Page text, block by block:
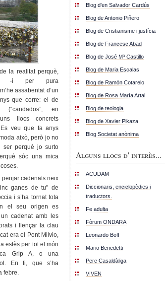
la realitat perquè,
-i per pura
assabentat d’un
que corre: el de
(“candados”, en
llocs concrets
Es veu que fa anys
això, però jo no
ser perquè jo surto
sóc una mica
penjar cadenats neix
ganes de tu" de
i s’ha tornat tota
el seu origen es
cadenat amb les
i llençar la clau
era el Pont Milvio,
estès per tot el món
Grip A, o una
En fi, que s’ha
febre.
Blog d'en Salvador Cardús
Blog de Antonio Piñero
Blog de Cristianisme i justícia
Blog de Francesc Abad
Blog de José Mª Castillo
Blog de Maria Escalas
Blog de Ramón Cotarelo
Blog de Rosa María Artal
Blog de teologia
Blog de Xavier Pikaza
Blog Societat anònima
Alguns llocs d' interès...
ACUDAM
Diccionaris, enciclopèdies i
traductors.
Fe adulta
Fòrum ONDARA
Leonardo Boff
Mario Benedetti
Pere Casaldàliga
VIVEN